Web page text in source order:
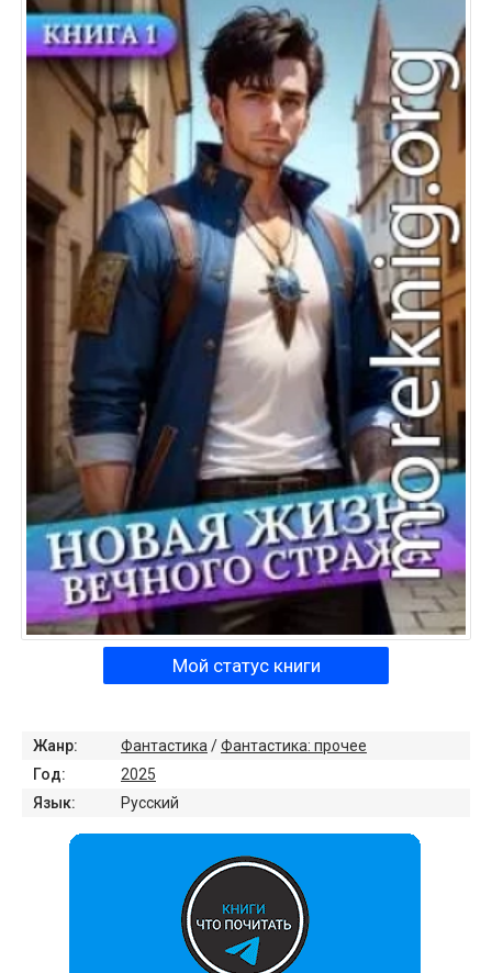
Мой статус книги
Жанр: Фантастика /Фантастика: прочее
Год:
2025
Язык:
Русский